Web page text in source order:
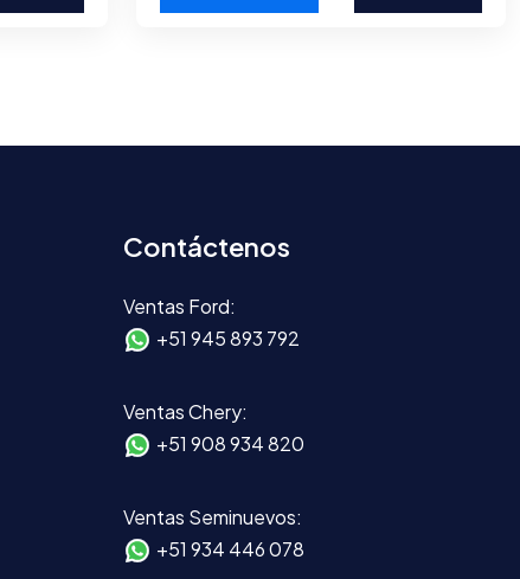
Contáctenos
Ventas Ford:
+51 945 893 792
Ventas Chery:
+51 908 934 820
Ventas Seminuevos:
+51 934 446 078